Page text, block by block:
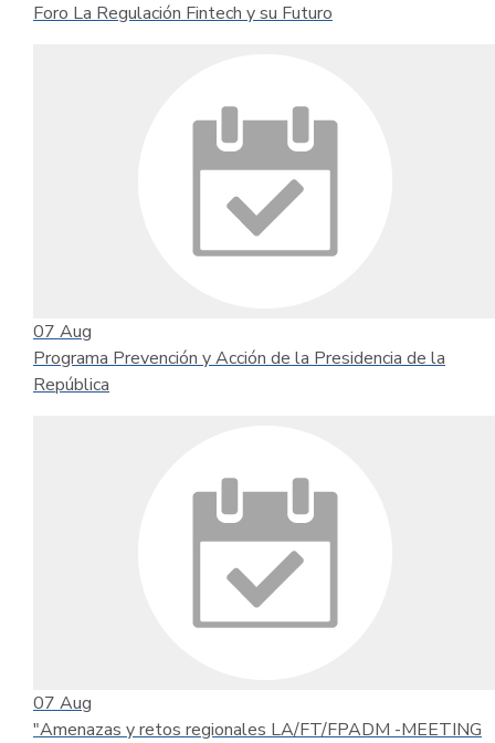
Foro La Regulación Fintech y su Futuro
07 Aug
Programa Prevención y Acción de la Presidencia de la
República
07 Aug
"Amenazas y retos regionales LA/FT/FPADM -MEETING